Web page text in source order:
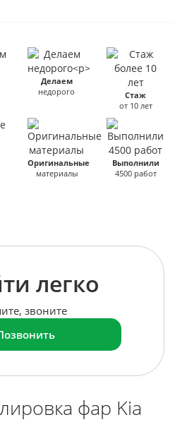
Делаем
недорого
Стаж
от 10 лет
Оригинальные
материалы
Выполнили
4500 работ
легко
звоните
фар Kia